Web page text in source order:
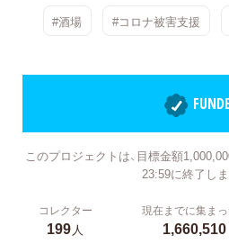
#酒場 #コロナ被害支援
このプロジェクトは、目標金額
23:59に終了しま
コレクター
199人
現在までに集ま
1,660,510